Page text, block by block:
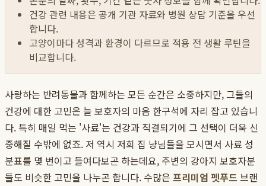
건강 관련 내용은 공개 기관 자료와 병원 상담 기준을 우선
합니다.
고양이마다 성격과 환경이 다르므로 적용 전 생활 루틴을
비교합니다.
사랑하는 반려동물과 함께하는 모든 순간은 소중하지만, 그들의
건강에 대한 고민은 늘 보호자의 마음 한구석에 자리 잡고 있습니
다. 특히 매일 먹는 '사료'는 건강과 직결되기에 그 선택이 더욱 신
중해질 수밖에 없죠. 저 역시 저희 집 냥님들을 모시면서 사료 성
분표를 몇 번이고 들여다보곤 하는데요, 주변의 강아지 보호자분
들도 비슷한 고민을 나누곤 합니다. 수많은 프리미엄 펫푸드 브랜